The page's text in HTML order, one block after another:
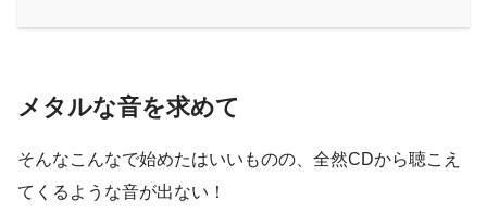
メタルな音を求めて
そんなこんなで始めたはいいものの、全然CDから聴こえ
てくるような音が出ない！